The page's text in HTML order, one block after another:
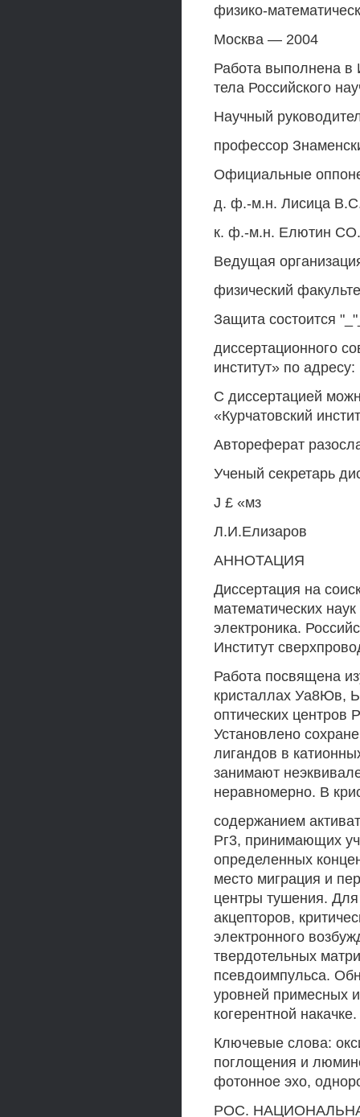
физико-
Москва — 2004
Работа выполнена в
тела Российского
Научный
профессор
Официальные
д. ф.-м.н. Лисица
к. ф.-м.н. Елютин
Ведущая
физический
Защита состоится
диссертационного
институт» по
С диссертацией
«Курчатовский
Автореферат
Ученый секретарь
J £ «мз
Л.И.Елизаров
АННОТАЦИЯ
Диссертация на
математических
электроника.
Институт
Работа посвящена
кристаллах Уа8Юв,
оптических центров
Установлено
лигандов в
занимают
неравномерно. В
содержанием
Рг3, принимающих
определенных
место миграция и
центры тушения.
акцепторов,
электронного
твердотельных
псевдоимпульса.
уровней примесных
когерентной накачке.
Ключевые слова:
поглощения и
фотонное эхо,
РОС.